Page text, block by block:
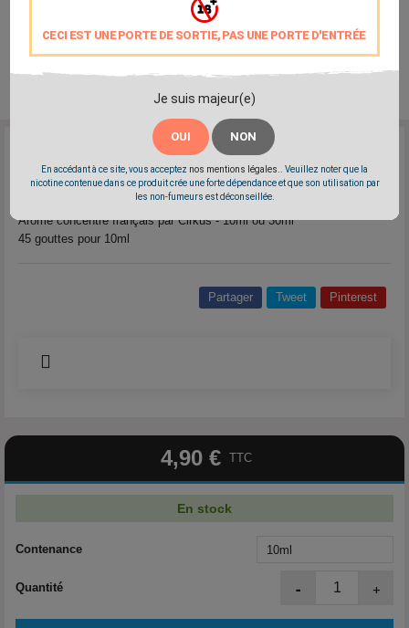
CECI EST UNE PORTE DE SORTIE, PAS UNE PORTE D'ENTRÉE
Je suis majeur(e)
OUI NON
En accédant à ce site, vous acceptez nos mentions légales.. Veuillez noter que la
nicotine contenue dans ce produit crée une forte dépendance et que son utilisation par
les non-fumeurs est déconseillée.
cirkus-arome-menthe-chlorophyll
Marque: Cirkus
Menthe façon chewing-gum chlorophylle sucrée
Arôme concentré français par Cirkus - 10ml ou 30ml
45 gouttes pour 10ml
Partager Tweet Pinterest
4,90 € TTC
En stock
Contenance
Quantité - +